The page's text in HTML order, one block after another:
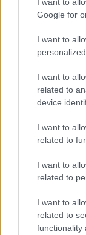
Google for
I want to
I want to
related to
device
I want to
related to
I want to
related to
I want to
related to
functionality